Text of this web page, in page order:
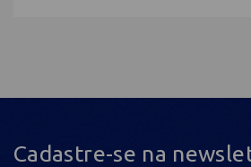
Cadastre-se na